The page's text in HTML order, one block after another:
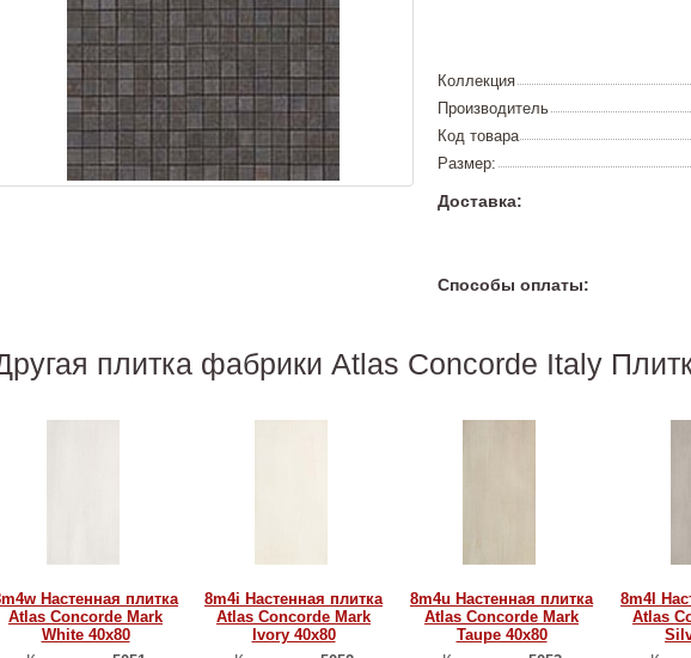
Коллекция
Производитель
Код товара
Размер:
Доставка:
Способы оплаты:
плитка фабрики Atlas Concorde Italy
Настенная плитка
Atlas Concorde Mark
White 40x80
8m4i Настенная плитка
Atlas Concorde Mark
Ivory 40x80
8m4u Настенная плитка
Atlas Concorde Mark
Taupe 40x80
8m4l
Atlas